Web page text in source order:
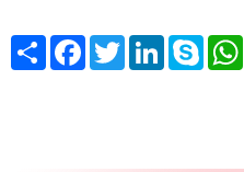
Share FacebookTwitterLinkedInSkype